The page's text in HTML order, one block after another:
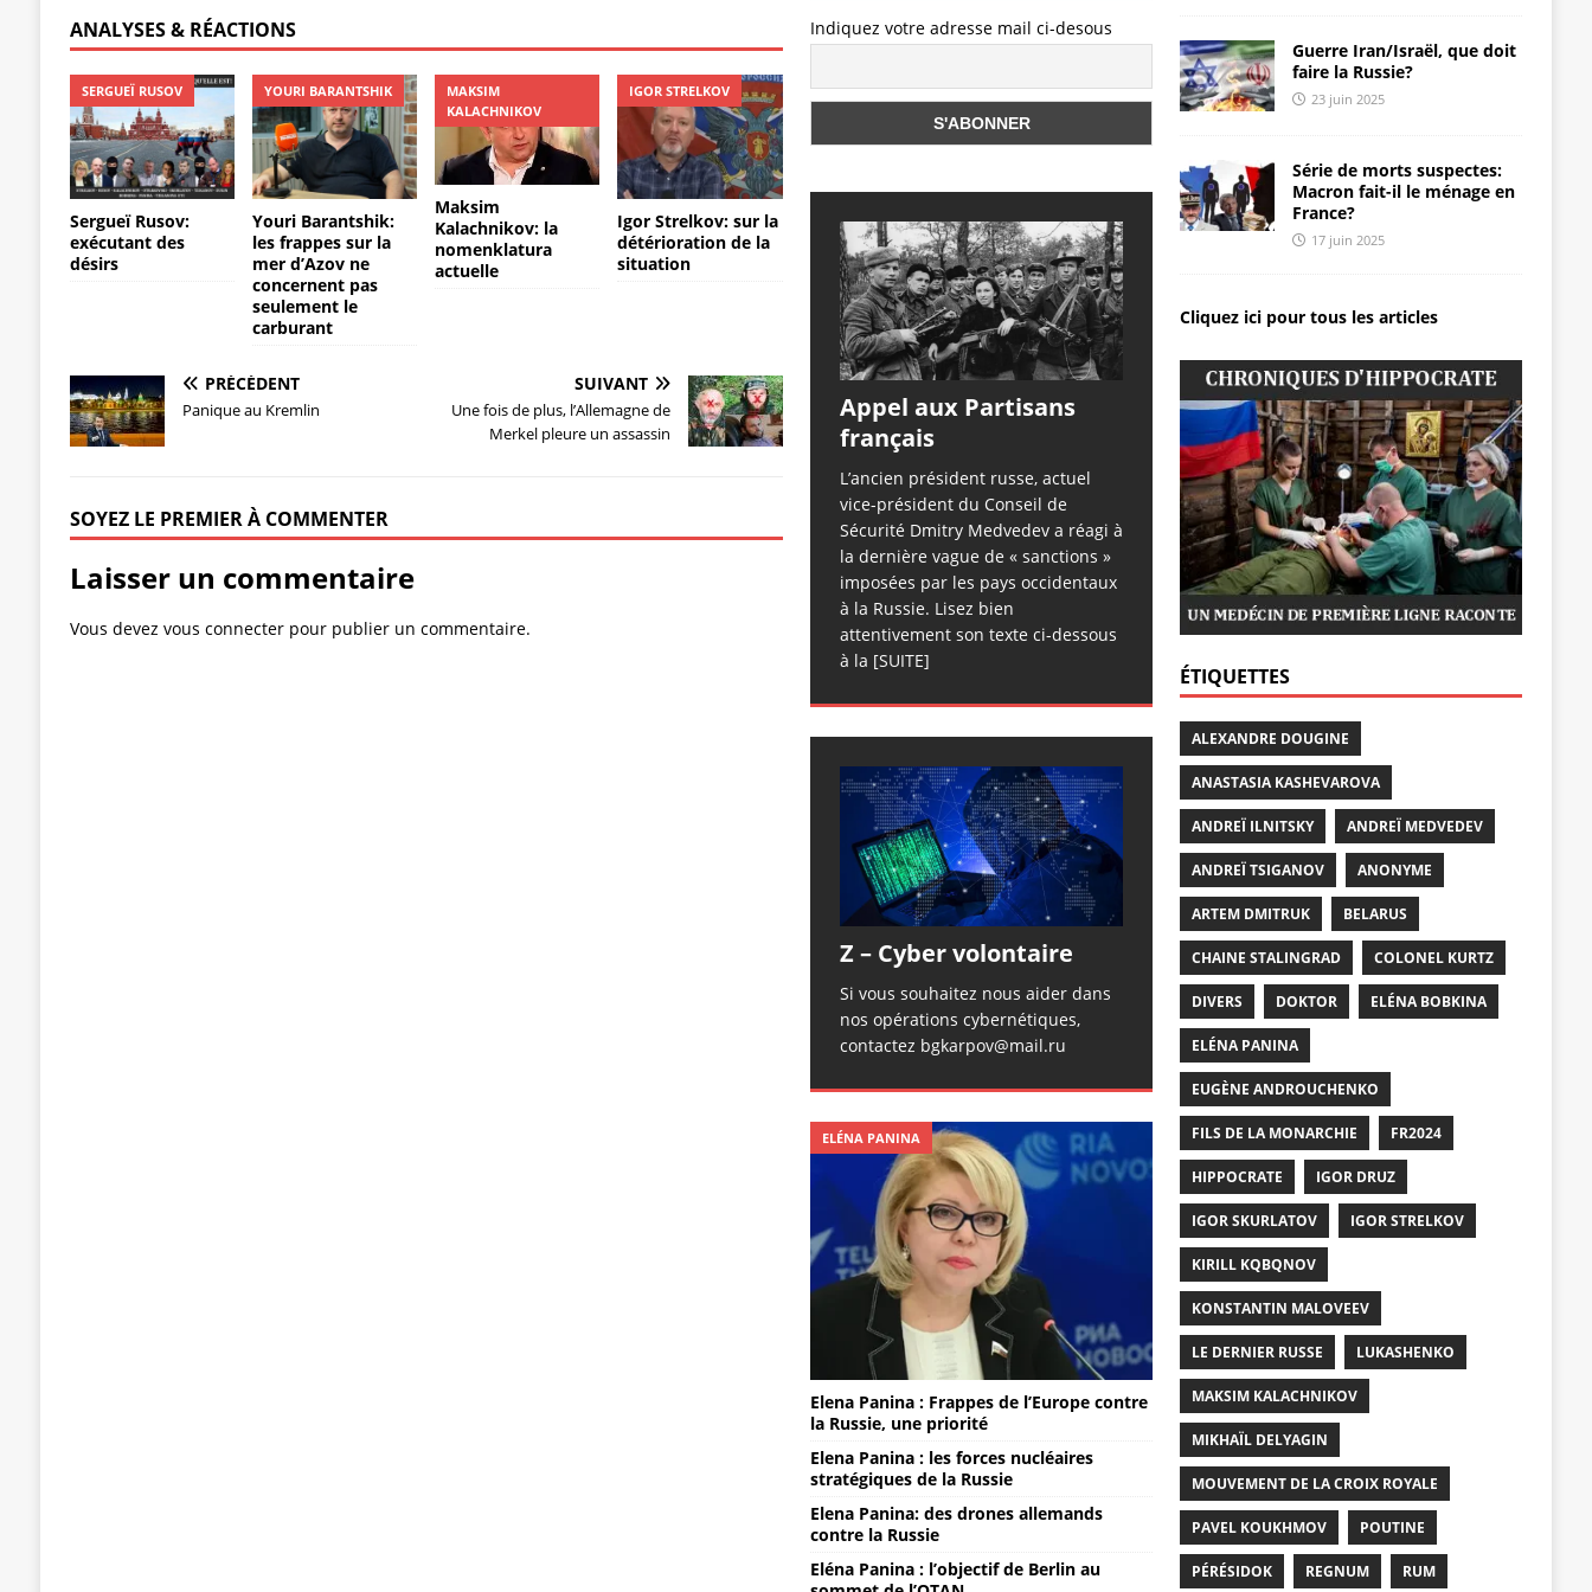
o
k
er
ANALYSES & RÉACTIONS
SERGUEÏ RUSOV
Sergueï Rusov:
exécutant des
désirs
YOURI BARANTSHIK
Youri Barantshik:
les frappes sur la
mer d’Azov ne
concernent pas
seulement le
carburant
MAKSIM
KALACHNIKOV
Maksim
Kalachnikov: la
nomenklatura
actuelle
IGOR STRELKOV
Igor Strelkov: sur la
détérioration de la
situation
PRÉCÉDENT
Panique au Kremlin
SUIVANT
Une fois de plus, l’Allemagne de
Merkel pleure un assassin
SOYEZ LE PREMIER À COMMENTER
Laisser un commentaire
Vous devez vous connecterpour publier un commentaire.
Indiquez votre adresse mail ci-desous
Appel aux Partisans
français
L’ancien président russe, actuel
vice-président du Conseil de
Sécurité Dmitry Medvedev a réagi à
la dernière vague de « sanctions »
imposées par les pays occidentaux
à la Russie. Lisez bien
attentivement son texte ci-dessous
à la [SUITE]
Z – Cyber volontaire
Si vous souhaitez nous aider dans
nos opérations cybernétiques,
contactez bgkarpov@mail.ru
ELÉNA PANINA
Elena Panina : Frappes de l’Europe contre
la Russie, une priorité
Elena Panina : les forces nucléaires
stratégiques de la Russie
Elena Panina: des drones allemands
contre la Russie
Eléna Panina : l’objectif de Berlin au
Guerre Iran/Israël, que doit
faire la Russie?
23 juin 2025
Série de morts suspectes:
Macron fait-il le ménage en
France?
17 juin 2025
Cliquez ici pour tous les articles
ÉTIQUETTES
ALEXANDRE DOUGINE
ANASTASIA KASHEVAROVA
ANDREÏ ILNITSKY ANDREÏ MEDVEDEV
ANDREÏ TSIGANOV ANONYME
ARTEM DMITRUK BELARUS
CHAINE STALINGRAD COLONEL KURTZ
DIVERS DOKTOR ELÉNA BOBKINA
ELÉNA PANINA
EUGÈNE ANDROUCHENKO
FILS DE LA MONARCHIE FR2024
HIPPOCRATE IGOR DRUZ
IGOR SKURLATOV IGOR STRELKOV
KIRILL KQBQNOV
KONSTANTIN MALOVEEV
LE DERNIER RUSSE LUKASHENKO
MAKSIM KALACHNIKOV
MIKHAÏL DELYAGIN
MOUVEMENT DE LA CROIX ROYALE
PAVEL KOUKHMOV POUTINE
PÉRÉSIDOK REGNUM RUM